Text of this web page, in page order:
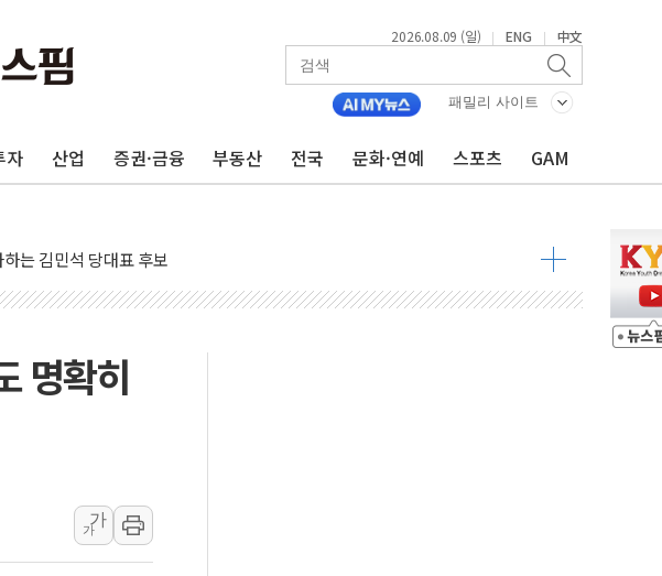
2026.08.09 (일) | ENG | 中文
패밀리 사이트
자 산업 증권·금융 부동산 전국 문화·연예 스포츠 GAM
재난예산 40억 긴급 투입…고수온 양식장 복구·지원 '총력'
·영덕 '호우특보'-포항 '산사태 주의보'...경북도, 호우 피해·통제구간 없어
합동연설회 나선 송영길·정청래·김민석 당대표 후보
, 2주차 제주·인천 경선서 정청래에 승리...47.75% vs 42.08%
] 민주, 제주·인천 경선 결과 발표...김민석 47.75% 정청래 42.08%
] 민주, 인천 경선 결과 발표...김민석 45.09% 정청래 43.27% 송영길 11.63%
주 국내 주요 금융일정(8.10~8.14)
란전 출구전략 만지작…공습 한계·탄약 부족 현실화
통령 "결혼 때문에 손해 보는 일 없게"…'결혼 페널티' 22개 과제 손본다
오동도 인근 해상서 모터보트 전복…1명 사망·1명 실종
명확히
가
가